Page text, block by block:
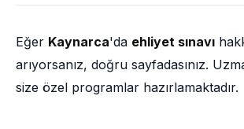
Eğer Kaynarca'da ehliyet sınavı
arıyorsanız, doğru sayfadasınız.
size özel programlar hazırlamaktadır.